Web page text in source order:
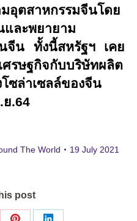
มอุตสาหกรรมจีนโดย
ละพยายาม
จีน ทั้งนี้สหรัฐฯ เคย
รษฐกิจกับบริษัทผลิต
ซล่าเซลล์ของจีน
ย.64
The World 19 July 2021
post